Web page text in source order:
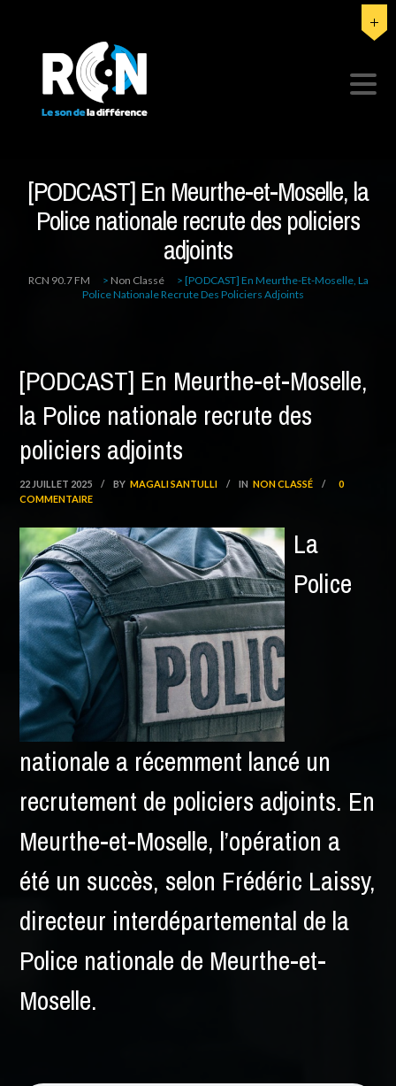
[PODCAST] En Meurthe-et-Moselle, la
Police nationale recrute des policiers
adjoints
RCN 90.7 FM > Non Classé > [PODCAST] En Meurthe-Et-Moselle, La
Police Nationale Recrute Des Policiers Adjoints
[PODCAST] En Meurthe-et-Moselle,
la Police nationale recrute des
policiers adjoints
22 JUILLET 2025 / BY MAGALI SANTULLI / IN NON CLASSÉ /
0
COMMENTAIRE
La
Police
nationale a récemment lancé un
recrutement de policiers adjoints. En
Meurthe-et-Moselle, l’opération a
été un succès, selon Frédéric Laissy,
directeur interdépartemental de la
Police nationale de Meurthe-et-
Moselle.